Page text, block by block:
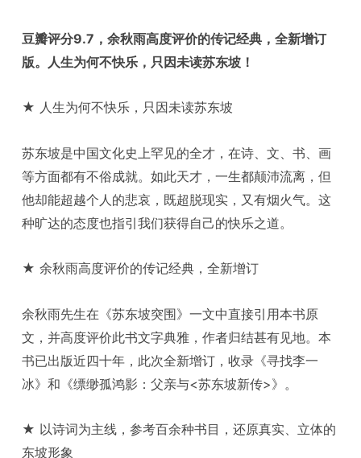
豆瓣评分9.7，余秋雨高度评价的传记经典，全新增订
版。人生为何不快乐，只因未读苏东坡！
★ 人生为何不快乐，只因未读苏东坡
苏东坡是中国文化史上罕见的全才，在诗、文、书、画
等方面都有不俗成就。如此天才，一生都颠沛流离，但
他却能超越个人的悲哀，既超脱现实，又有烟火气。这
种旷达的态度也指引我们获得自己的快乐之道。
★ 余秋雨高度评价的传记经典，全新增订
余秋雨先生在《苏东坡突围》一文中直接引用本书原
文，并高度评价此书文字典雅，作者归结甚有见地。本
书已出版近四十年，此次全新增订，收录《寻找李一
冰》和《缥缈孤鸿影：父亲与<苏东坡新传>》。
★ 以诗词为主线，参考百余种书目，还原真实、立体的
东坡形象